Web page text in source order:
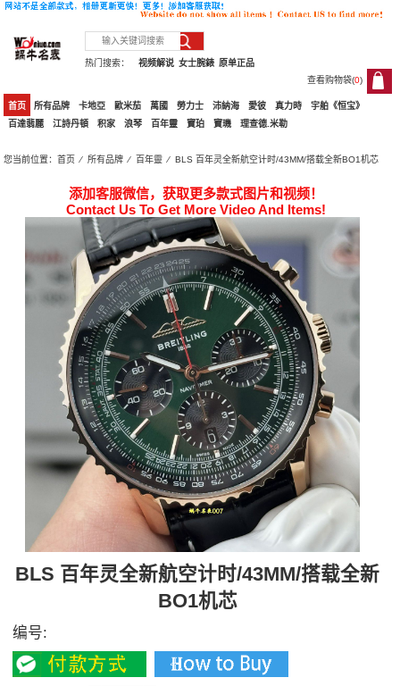
热门搜索： 原单正品
女士腕錶
视频解说
查看购物袋(0)
0
首页 所有品牌 卡地亞 歐米茄 萬國 勞力士 沛納海 愛彼 真力時
宇舶《恒宝》
百達翡麗
江詩丹頓 积家 浪琴 百年靈 寶珀 寶璣 理查德.米勒
您当前位置：首页 ⁄所有品牌 ⁄ 百年靈 ⁄ BLS 百年灵全新航空计时/43MM/搭载全新BO1机芯
添加客服微信，获取更多款式图片和视频！
Contact Us To Get More Video And Items!
BLS 百年灵全新航空计时/43MM/搭载全新
BO1机芯
编号: